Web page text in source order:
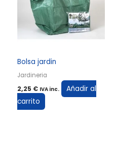
Bolsa jardin
Jardineria
2,25 € IVA inc.
Añadir al
carrito